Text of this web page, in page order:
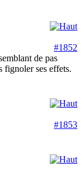
#1852
de pas
fignoler ses effets.
#1853